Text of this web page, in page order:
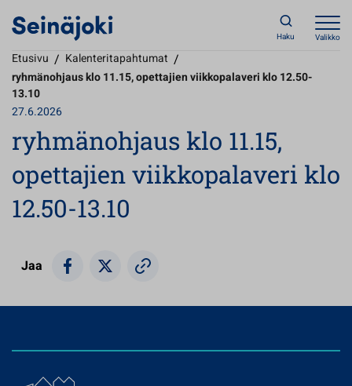
Haku Valikko
Etusivu / Kalenteritapahtumat /
ryhmänohjaus klo 11.15, opettajien viikkopalaveri klo 12.50-
13.10
27.6.2026
ryhmänohjaus klo 11.15,
opettajien viikkopalaveri klo
12.50-13.10
Jaa